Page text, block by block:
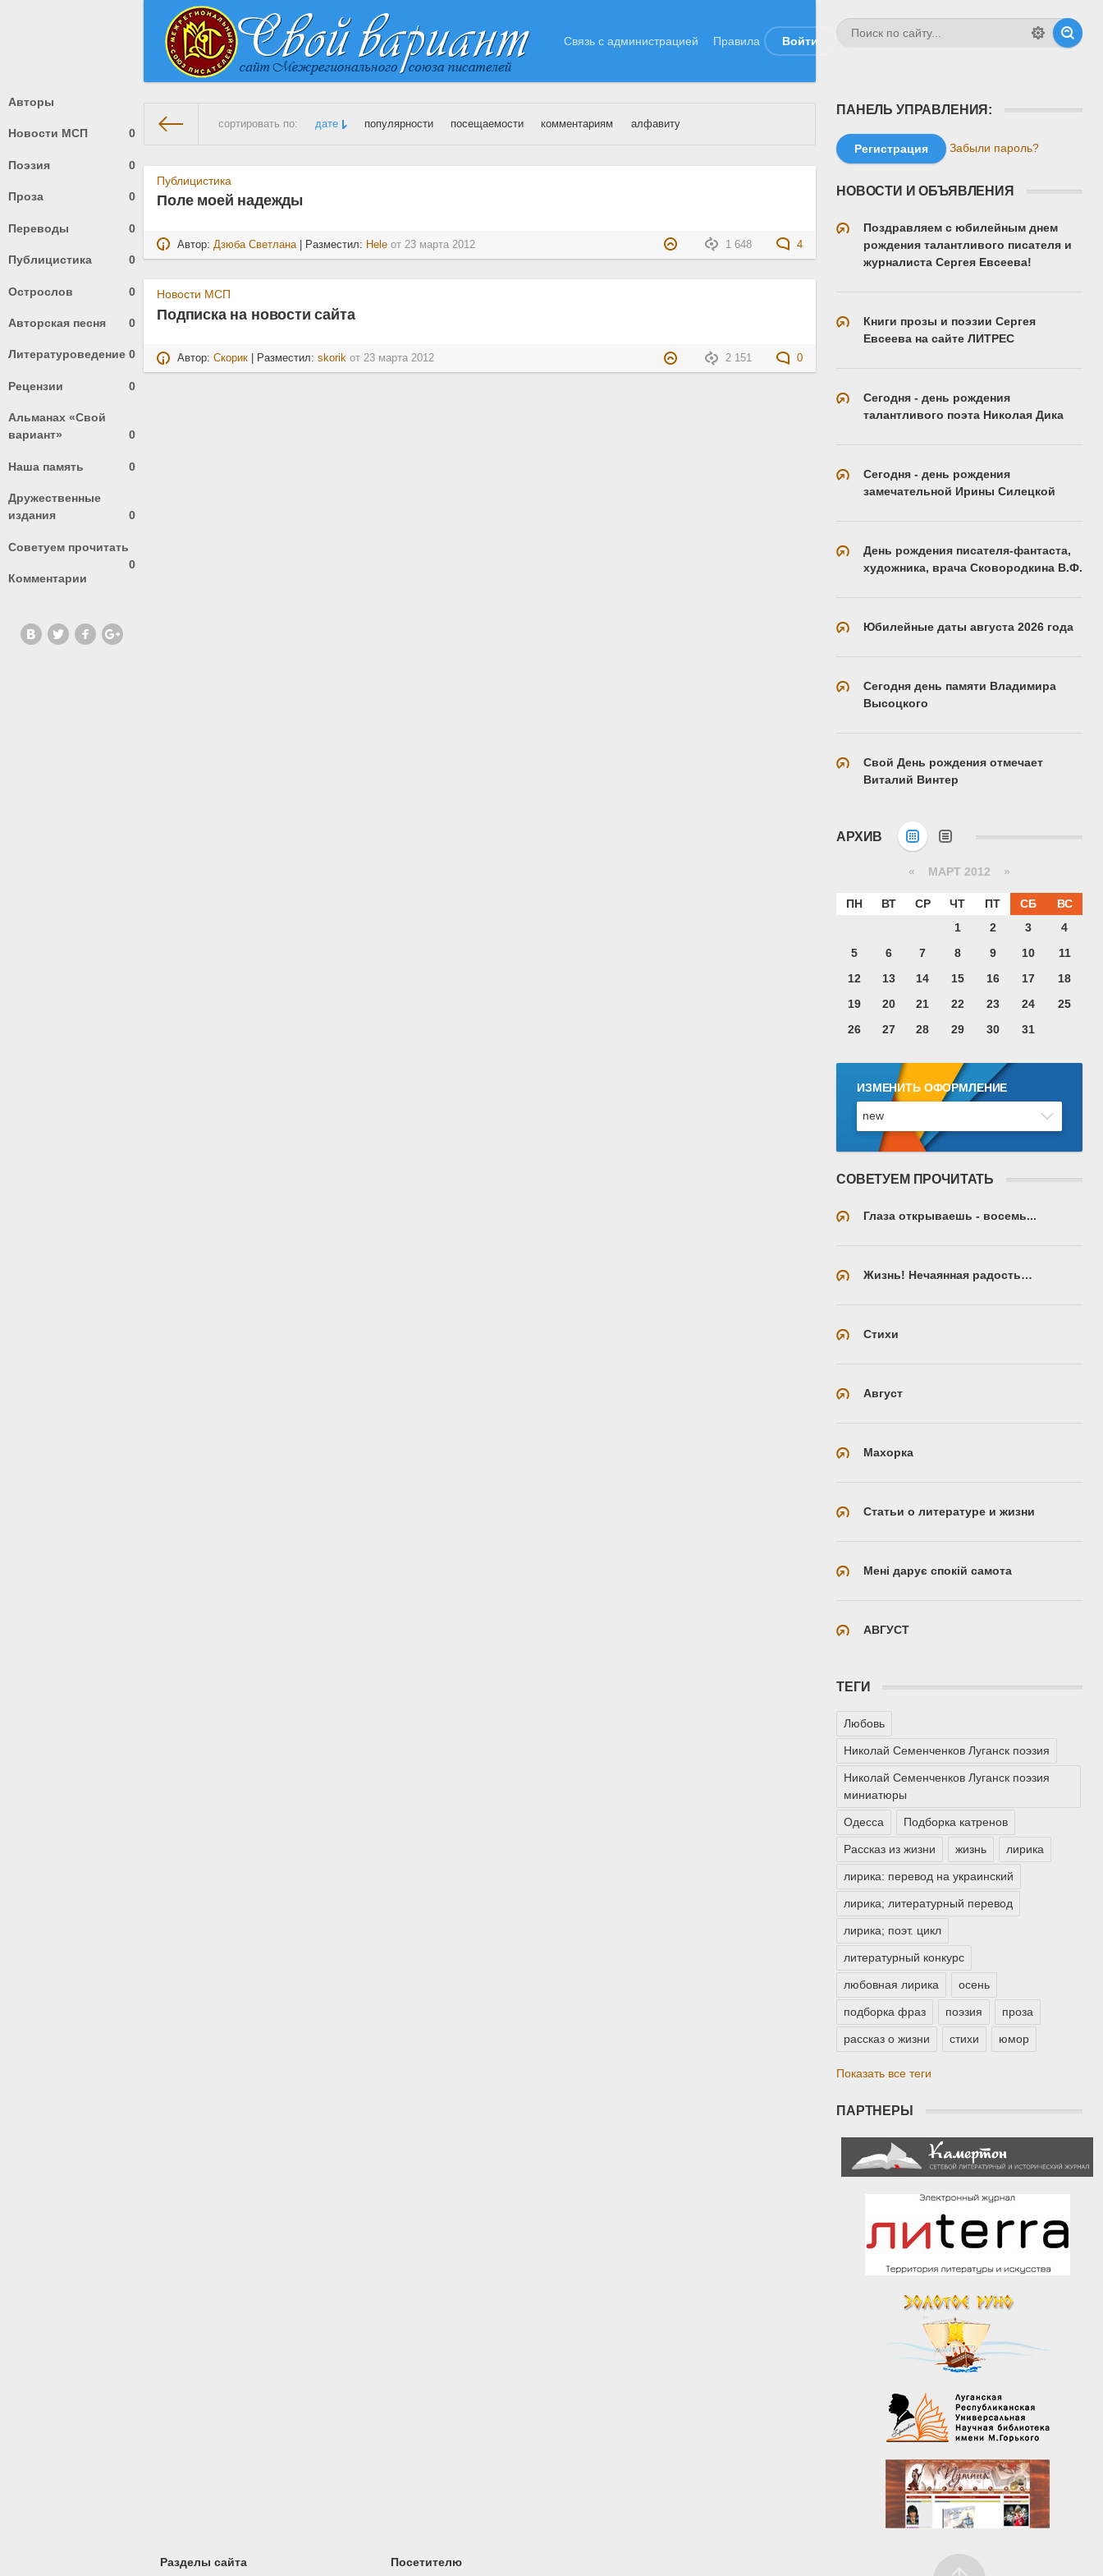
Связь с администрацией Правила Войти
Авторы
Новости МСП 0
Поэзия 0
Проза 0
Переводы 0
Публицистика 0
Острослов 0
Авторская песня 0
Литературоведение 0
Рецензии 0
Альманах «Свой
вариант»
0
Наша память 0
Дружественные
издания
0
Советуем прочитать
0
Комментарии
сортировать по: дате популярности посещаемости комментариям алфавиту
На главную» Материалы за 23.03.2012
Публицистика
Поле моей надежды
1 648 4
Автор:Дзюба Светлана| Разместил: Hele от23 марта 2012
Новости МСП
Подписка на новости сайта
2 151 0
Автор:Скорик | Разместил:skorik от23 марта 2012
ПАНЕЛЬ УПРАВЛЕНИЯ:
Регистрация Забыли пароль?
НОВОСТИ И ОБЪЯВЛЕНИЯ
Поздравляем с юбилейным днем
рождения талантливого писателя и
журналиста Сергея Евсеева!
Книги прозы и поэзии Сергея
Евсеева на сайте ЛИТРЕС
Сегодня - день рождения
талантливого поэта Николая Дика
Сегодня - день рождения
замечательной Ирины Силецкой
День рождения писателя-фантаста,
художника, врача Сковородкина В.Ф.
Юбилейные даты августа 2026 года
Сегодня день памяти Владимира
Высоцкого
Свой День рождения отмечает
Виталий Винтер
АРХИВ
« МАРТ 2012 »
ПН ВТ СР ЧТ ПТ СБ
ВС
1
2 3
4
5
6 7 8 9 10
11
12
13 14 15 16 17
18
19
20 21 22 23 24
25
26
27 28 29 30 31
ИЗМЕНИТЬ ОФОРМЛЕНИЕ
СОВЕТУЕМ ПРОЧИТАТЬ
Глаза открываешь - восемь...
Жизнь! Нечаянная радость…
Стихи
Август
Махорка
Статьи о литературе и жизни
Мені дарує спокій самота
АВГУСТ
ТЕГИ
Любовь
Николай Семенченков Луганск поэзия
Николай Семенченков Луганск поэзия
миниатюры
Одесса Подборка катренов
Рассказ из жизни жизнь лирика
лирика: перевод на украинский
лирика; литературный перевод
лирика; поэт. цикл
литературный конкурс
любовная лирика осень
подборка фраз поэзия проза
рассказ о жизни стихи юмор
Показать все теги
ПАРТНЕРЫ
Разделы сайта Посетителю